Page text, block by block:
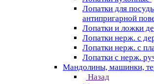
Лопатки для
антипригарной
Лопатки и ложки
Лопатки нерж. с
Лопатки нерж. с
Лопатки с нерж.
Мандолины, машинки,
Назад